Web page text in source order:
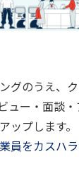
グのうえ、
ー・面談
プします。
員をカスハ